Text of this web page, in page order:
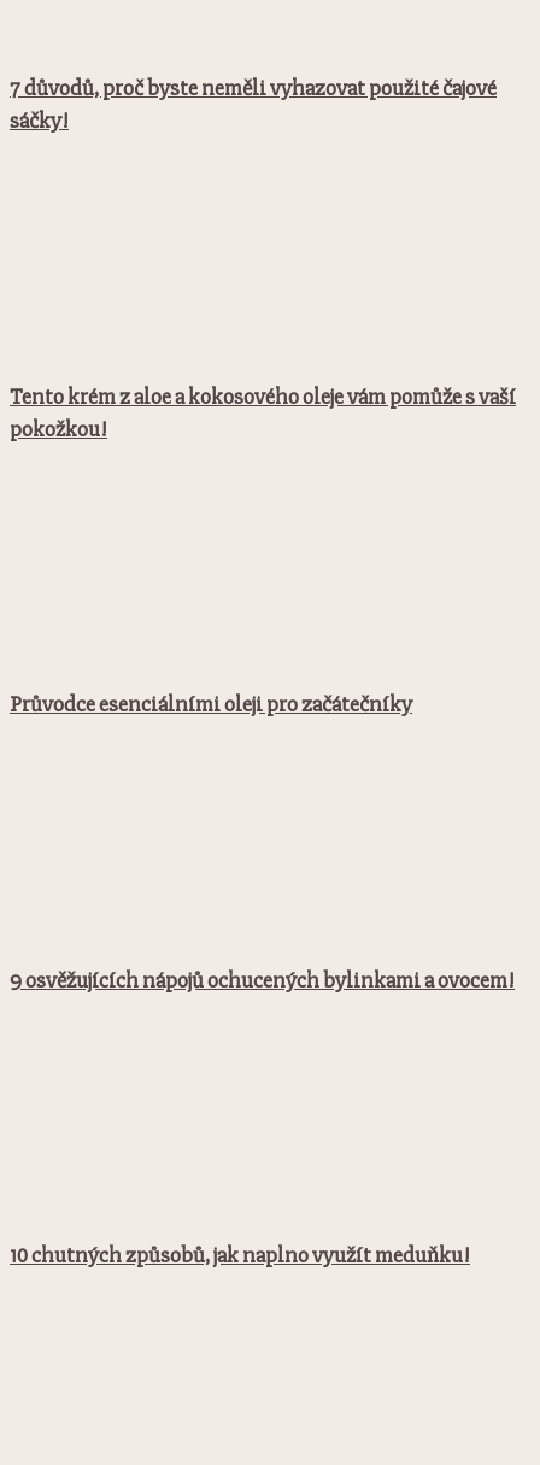
7 důvodů, proč byste neměli vyhazovat použité čajové
sáčky!
Tento krém z aloe a kokosového oleje vám pomůže s vaší
pokožkou!
Průvodce esenciálními oleji pro začátečníky
9 osvěžujících nápojů ochucených bylinkami a ovocem!
10 chutných způsobů, jak naplno využít meduňku!